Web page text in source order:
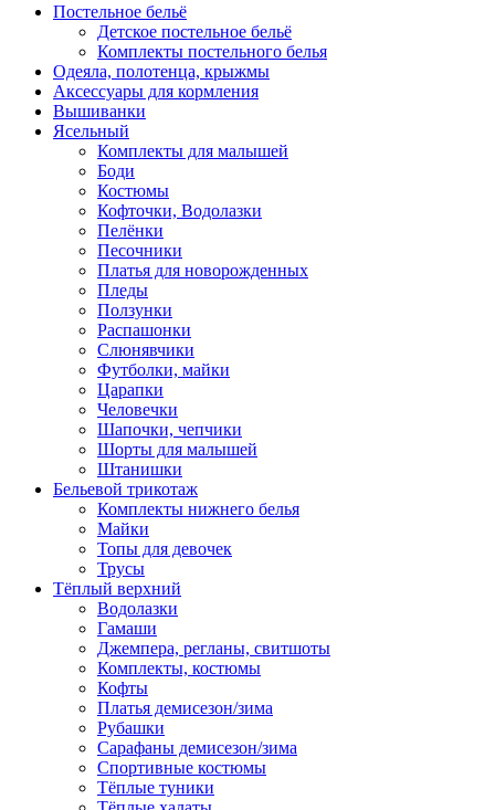
Постельное бельё
Детское постельное бельё
Комплекты постельного белья
Одеяла, полотенца, крыжмы
Аксессуары для кормления
Вышиванки
Ясельный
Комплекты для малышей
Боди
Костюмы
Кофточки, Водолазки
Пелёнки
Песочники
Платья для новорожденных
Пледы
Ползунки
Распашонки
Слюнявчики
Футболки, майки
Царапки
Человечки
Шапочки, чепчики
Шорты для малышей
Штанишки
Бельевой трикотаж
Комплекты нижнего белья
Майки
Топы для девочек
Трусы
Тёплый верхний
Водолазки
Гамаши
Джемпера, регланы, свитшоты
Комплекты, костюмы
Кофты
Платья демисезон/зима
Рубашки
Сарафаны демисезон/зима
Спортивные костюмы
Тёплые туники